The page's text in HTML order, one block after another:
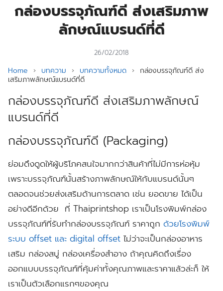
กล่องบรรจุภัณฑ์ดี ส่งเสริมภาพ
ลักษณ์แบรนด์ที่ดี
26/02/2018
Home › บทความ › บทความทั้งหมด › กล่องบรรจุภัณฑ์ดี ส่ง
เสริมภาพลักษณ์แบรนด์ที่ดี
กล่องบรรจุภัณฑ์ดี ส่งเสริมภาพลักษณ์
แบรนด์ที่ดี
กล่องบรรจุภัณฑ์ดี (Packaging)
ย่อมดึงดูดให้ผู้บริโภคสนใจมากกว่าสินค้าที่ไม่มีการห่อหุ้ม
เพราะบรรจุภัณฑ์นั้นสร้างภาพลักษณ์ให้กับแบรนด์นั้นๆ
ตลอดจนช่วยส่งเสริมด้านการตลาด เช่น ยอดขาย ได้เป็น
อย่างดีอีกด้วย ที่ Thaiprintshop เราเป็นโรงพิมพ์กล่อง
บรรจุภัณฑ์ที่รับทำกล่องบรรจุภัณฑ์ ราคาถูก ด้วยโรงพิมพ์
ระบบ offset และ digital offset ไม่ว่าจะเป็นกล่องอาหาร
เสริม กล่องสบู่ กล่องเครื่องสำอาง ถ้าคุณคิดถึงเรื่อง
ออกแบบบรรจุภัณฑ์ที่คุ้มค่าทั้งคุณภาพและราคาแล้วล่ะก็ ให้
เราเป็นตัวเลือกแรกๆของคุณ